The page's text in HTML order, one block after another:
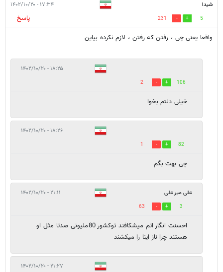
شیدا ۱۷:۳۴ - ۱۴۰۲/۱۰/۲۰
5
231
پاسخ
واقعا یعنی چی ، رفتن که رفتن ، لازم نکرده بیاین
۱۸:۲۵ - ۱۴۰۲/۱۰/۲۰
106
2
خیلی دلتم بخوا
۱۸:۲۶ - ۱۴۰۲/۱۰/۲۰
82
1
چی بهت بگم
علی میر علی ۲۱:۱۱ - ۱۴۰۲/۱۰/۲۰
3
63
احسنت انگار اتم میشکافند توکشور 80ملیونی صدتا مثل او
هستند چرا ناز اینا را میکشند
۲۱:۲۷ - ۱۴۰۲/۱۰/۲۰